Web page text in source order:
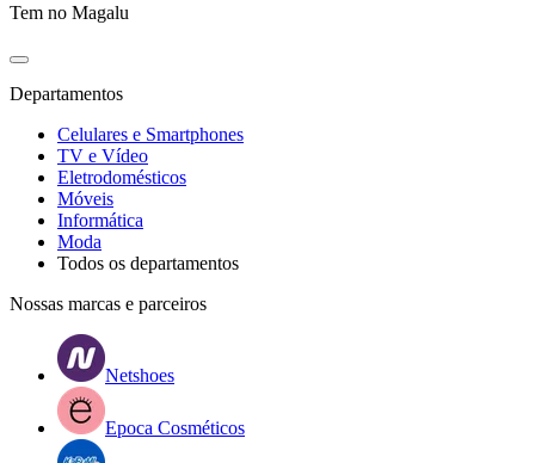
Tem no Magalu
Departamentos
Celulares e Smartphones
TV e Vídeo
Eletrodomésticos
Móveis
Informática
Moda
Todos os departamentos
Nossas marcas e parceiros
Netshoes
Epoca Cosméticos